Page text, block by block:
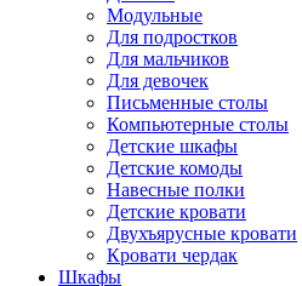
Модульные
Для подростков
Для мальчиков
Для девочек
Письменные столы
Компьютерные столы
Детские шкафы
Детские комоды
Навесные полки
Детские кровати
Двухъярусные кровати
Кровати чердак
Шкафы